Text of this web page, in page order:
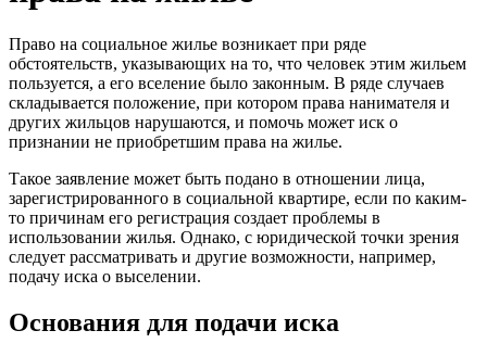
Право на социальное жилье возникает при ряде
обстоятельств, указывающих на то, что человек этим жильем
пользуется, а его вселение было законным. В ряде случаев
складывается положение, при котором права нанимателя и
других жильцов нарушаются, и помочь может иск о
признании не приобретшим права на жилье.
Такое заявление может быть подано в отношении лица,
зарегистрированного в социальной квартире, если по каким-
то причинам его регистрация создает проблемы в
использовании жилья. Однако, с юридической точки зрения
следует рассматривать и другие возможности, например,
подачу иска о выселении.
Основания для подачи иска